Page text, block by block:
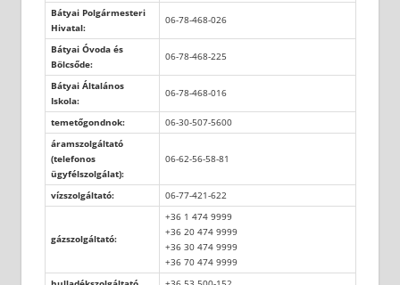
Bátyai Polgármesteri
Hivatal:
06-78-468-026
Bátyai Óvoda és
Bölcsőde:
06-78-468-225
Bátyai Általános
Iskola:
06-78-468-016
temetőgondnok:
06-30-507-5600
áramszolgáltató
(telefonos
ügyfélszolgálat):
06-62-56-58-81
vízszolgáltató: 06-77-421-622
gázszolgáltató:
+36 1 474 9999
+36 20 474 9999
+36 30 474 9999
+36 70 474 9999